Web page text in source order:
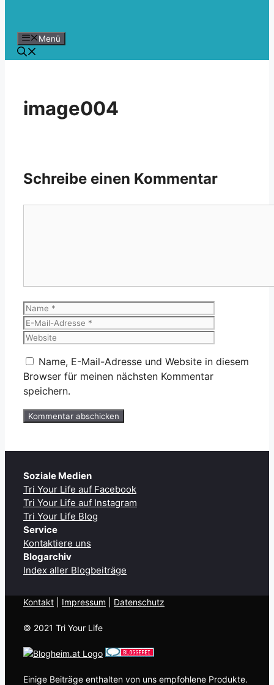
Menü
image004
Schreibe einen Kommentar
Name
Name, E-Mail-Adresse und Website in diesem
Browser für meinen nächsten Kommentar
speichern.
Soziale Medien
Tri Your Life auf Facebook
Tri Your Life auf Instagram
Tri Your Life Blog
Service
Kontaktiere uns
Blogarchiv
Index aller Blogbeiträge
Kontakt Impressum Datenschutz
© 2021 Tri Your Life
Einige Beiträge enthalten von uns empfohlene Produkte.